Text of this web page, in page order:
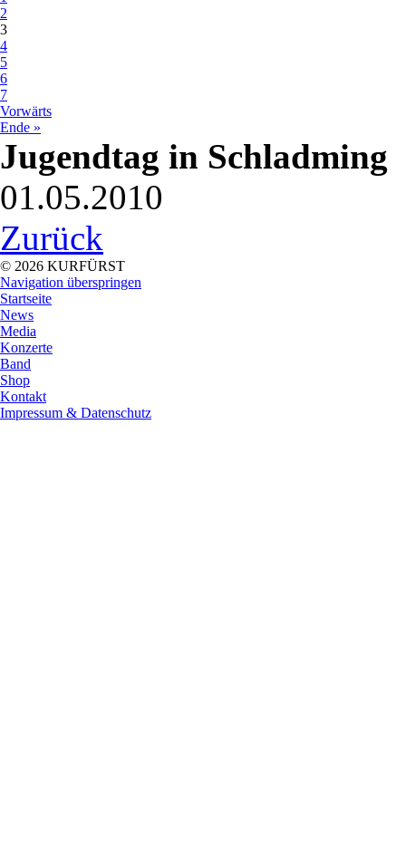
2
3
4
5
6
7
Vorwärts
Ende »
Jugendtag in Schladming
01.05.2010
Zurück
© 2026 KURFÜRST
Navigation überspringen
Startseite
News
Media
Konzerte
Band
Shop
Kontakt
Impressum & Datenschutz